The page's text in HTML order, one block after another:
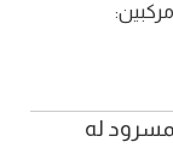
له